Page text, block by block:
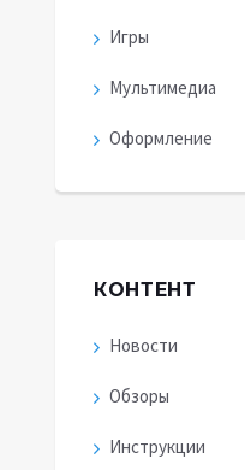
Игры
Мультимедиа
Оформление
КОНТЕНТ
Новости
Обзоры
Инструкции